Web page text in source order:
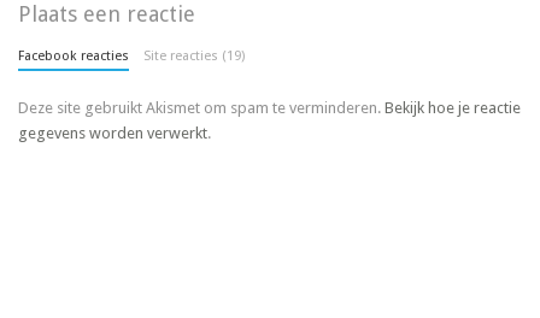
Plaats een reactie
Facebook reacties Site reacties (19)
Deze site gebruikt Akismet om spam te verminderen.Bekijk hoe je reactie
gegevens worden verwerkt.